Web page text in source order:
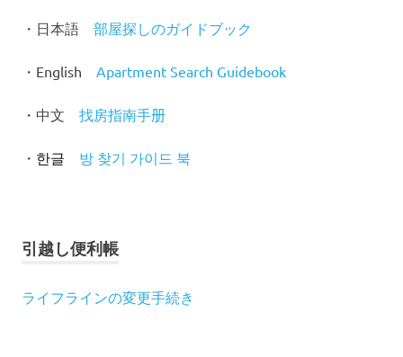
・日本語 部屋探しのガイドブック
・English Apartment Search Guidebook
・中文 找房指南手册
・ 한글 방 찾기 가이드 북
引越し便利帳
ライフラインの変更手続き